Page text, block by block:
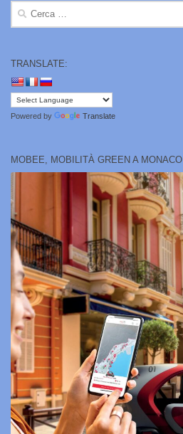
Ricerca
TRANSLATE:
Powered by Translate
MOBEE, MOBILITÀ GREEN A MONACO